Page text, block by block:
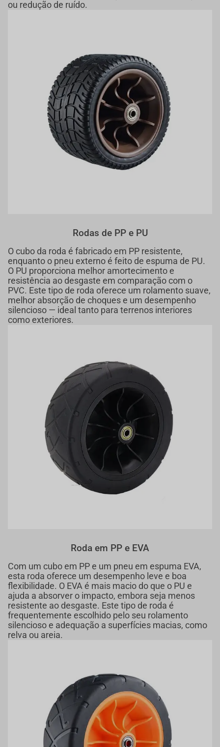
ou redução de ruído.
Rodas de PP e PU
O cubo da roda é fabricado em PP resistente,
enquanto o pneu externo é feito de espuma de PU.
O PU proporciona melhor amortecimento e
resistência ao desgaste em comparação com o
PVC. Este tipo de roda oferece um rolamento suave,
melhor absorção de choques e um desempenho
silencioso — ideal tanto para terrenos interiores
como exteriores.
Roda em PP e EVA
Com um cubo em PP e um pneu em espuma EVA,
esta roda oferece um desempenho leve e boa
flexibilidade. O EVA é mais macio do que o PU e
ajuda a absorver o impacto, embora seja menos
resistente ao desgaste. Este tipo de roda é
frequentemente escolhido pelo seu rolamento
silencioso e adequação a superfícies macias, como
relva ou areia.